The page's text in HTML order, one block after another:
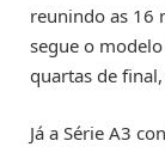
reunindo as 16
segue o
quartas de
Já a Série A3